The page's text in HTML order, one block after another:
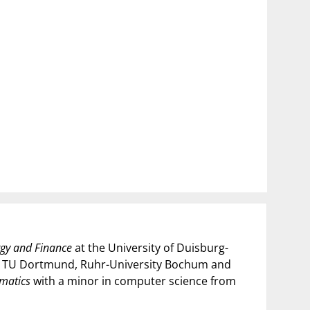
and Financeat the University of Duisburg-
Dortmund, Ruhr-University Bochum and
with a minor in computer science from